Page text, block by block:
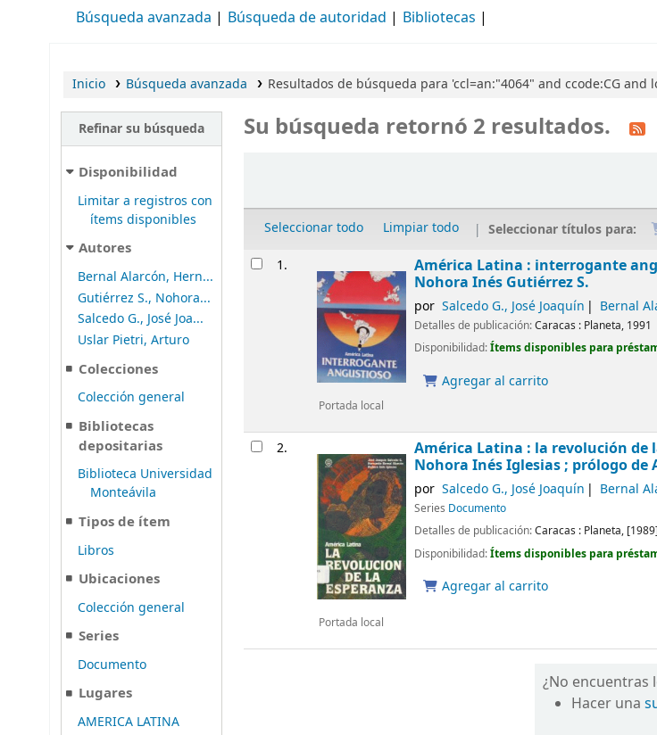
Búsqueda avanzada Búsqueda de autoridad Bibliotecas
Inicio Búsqueda avanzada Resultados de búsqueda para 'ccl=an:"4064" and ccode:CG and
Refinar su búsqueda
Disponibilidad
Limitar a registros con
ítems disponibles
Autores
Bernal Alarcón, Hern...
Gutiérrez S., Nohora...
Salcedo G., José Joa...
Uslar Pietri, Arturo
Colecciones
Colección general
Bibliotecas
depositarias
Biblioteca Universidad
Monteávila
Tipos de ítem
Libros
Ubicaciones
Colección general
Series
Documento
Lugares
AMERICA LATINA
Su búsqueda retornó 2 resultados.
Seleccionar todo Limpiar todo Seleccionar títulos para:
Resultados
1.
Portada local
América Latina : interrogante
Nohora Inés Gutiérrez S.
por Salcedo G., José Joaquín Bernal
Detalles de publicación:Caracas : Planeta, 1991
Disponibilidad:Ítems disponibles para
Agregar al carrito
2.
Portada local
América Latina : la revolución de
Nohora Inés Iglesias ; prólogo de
por Salcedo G., José Joaquín Bernal
Series Documento
Detalles de publicación:Caracas : Planeta, [1989]
Disponibilidad:Ítems disponibles para
Agregar al carrito
¿No encuentras
Hacer una